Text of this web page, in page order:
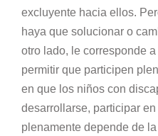
excluyente hacia ellos.
haya que solucionar o
otro lado, le corresponde
permitir que participen
en que los niños con
desarrollarse, participar
plenamente depende de